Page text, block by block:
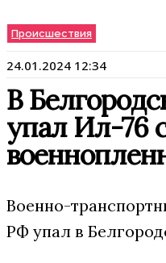
Происшествия
24.01.2024 12:34
В
упал Ил-76
Военно-
РФ упал в